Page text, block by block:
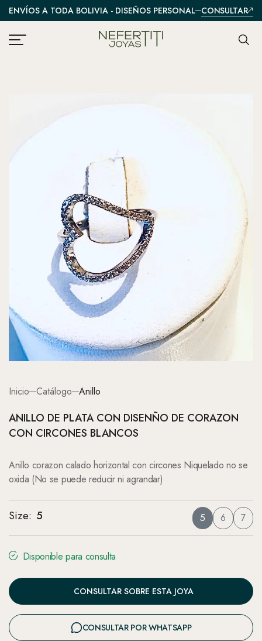
ENVÍOS A TODA BOLIVIA - DISEÑOS PERSONALIZADOS
CONSULTAR
Inicio Catálogo Anillo
ANILLO DE PLATA CON DISENÑO DE CORAZON
CON CIRCONES BLANCOS
Anillo corazon calado horizontal con circones Niquelado no se
oxida (No se puede reducir ni agrandar)
Size: 5 5 6 7
Disponible para consulta
CONSULTAR SOBRE ESTA JOYA
CONSULTAR POR WHATSAPP